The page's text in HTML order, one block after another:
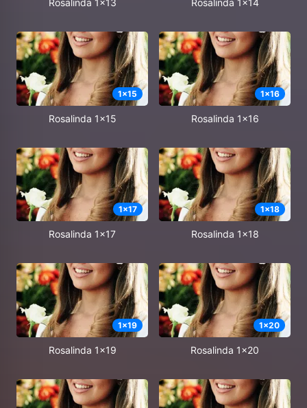
Rosalinda 1x13 Rosalinda 1x14
1x15
Rosalinda 1x15
1x16
Rosalinda 1x16
1x17
Rosalinda 1x17
1x18
Rosalinda 1x18
1x19
Rosalinda 1x19
1x20
Rosalinda 1x20